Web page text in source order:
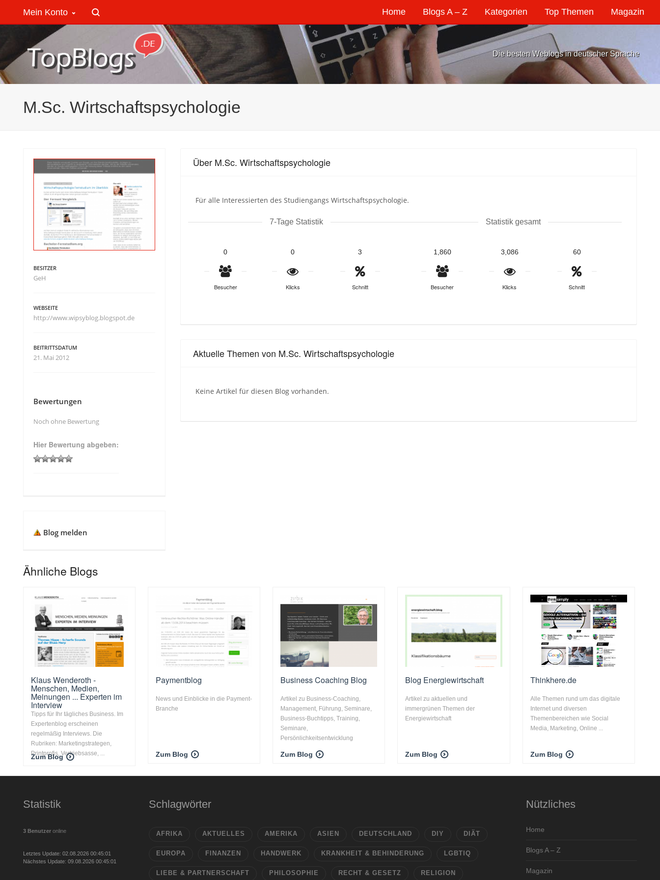
Home Blogs A – Z Kategorien Top Themen Magazin
Mein Konto
Die besten Weblogs in deutscher Sprache
M.Sc. Wirtschaftspsychologie
Über M.Sc. Wirtschaftspsychologie
Für alle Interessierten des Studiengangs Wirtschaftspsychologie.
7-Tage Statistik
0
Besucher
0
Klicks
3
Schnitt
Statistik gesamt
1,860
Besucher
3,086
Klicks
60
Schnitt
Aktuelle Themen von M.Sc. Wirtschaftspsychologie
Keine Artikel für diesen Blog vorhanden.
BESITZER
GeH
WEBSEITE
http://www.wipsyblog.blogspot.de
BEITRITTSDATUM
21. Mai 2012
Bewertungen
Noch ohne Bewertung
Hier Bewertung abgeben:
Blog melden
Ähnliche Blogs
Klaus Wenderoth -
Menschen, Medien,
Meinungen ... Experten im
Interview
Tipps für Ihr tägliches Business. Im
Expertenblog erscheinen
regelmäßig Interviews. Die
Rubriken: Marketingstrategen,
Printprofis, Vertriebsasse, ...
Zum Blog
Paymentblog
News und Einblicke in die Payment-
Branche
Zum Blog
Business Coaching Blog
Artikel zu Business-Coaching,
Management, Führung, Seminare,
Business-Buchtipps, Training,
Seminare,
Persönlichkeitsentwicklung
Zum Blog
Blog Energiewirtschaft
Artikel zu aktuellen und
immergrünen Themen der
Energiewirtschaft
Zum Blog
Thinkhere.de
Alle Themen rund um das digitale
Internet und diversen
Themenbereichen wie Social
Media, Marketing, Online ...
Zum Blog
Statistik
3 Benutzer online
Letztes Update: 02.08.2026 00:45:01
Nächstes Update: 09.08.2026 00:45:01
Schlagwörter
AFRIKA AKTUELLES AMERIKA ASIEN DEUTSCHLAND DIY DIÄT
EUROPA FINANZEN HANDWERK KRANKHEIT & BEHINDERUNG LGBTIQ
LIEBE & PARTNERSCHAFT PHILOSOPHIE RECHT & GESETZ RELIGION
Nützliches
Home
Blogs A – Z
Magazin